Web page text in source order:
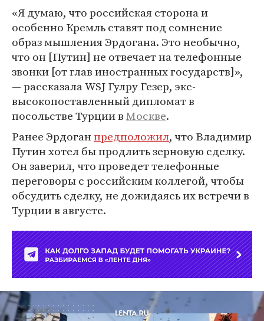
«Я думаю, что российская сторона и
особенно Кремль ставят под сомнение
образ мышления Эрдогана. Это необычно,
что он [Путин] не отвечает на телефонные
звонки [от глав иностранных государств]»,
— рассказала WSJ Гулру Гезер, экс-
высокопоставленный дипломат в
посольстве Турции вМоскве.
Ранее Эрдоганпредположил, что Владимир
Путин хотел бы продлить зерновую сделку.
Он заверил, что проведет телефонные
переговоры с российским коллегой, чтобы
обсудить сделку, не дожидаясь их встречи в
Турции в августе.